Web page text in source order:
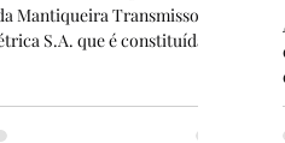
Mantiqueira Transmissora de
S.A. que é constituída